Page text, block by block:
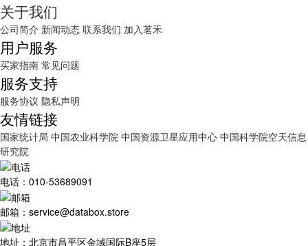
关于我们
公司简介 新闻动态 联系我们 加入茗禾
用户服务
买家指南 常见问题
服务支持
服务协议 隐私声明
友情链接
国家统计局 中国农业科学院 中国资源卫星应用中心 中国科学院空天信息
研究院
电话：010-53689091
邮箱：service@databox.store
地址：北京市昌平区金域国际B座5层